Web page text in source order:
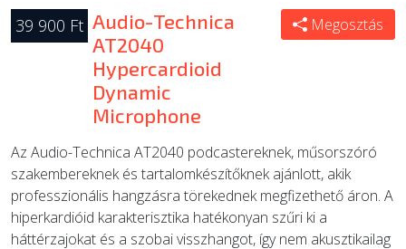
39 900 Ft Audio-Technica
AT2040
Hypercardioid
Dynamic
Microphone
Megosztás
Az Audio-Technica AT2040 podcastereknek, műsorszóró
szakembereknek és tartalomkészítőknek ajánlott, akik
professzionális hangzásra törekednek megfizethető áron. A
hiperkardióid karakterisztika hatékonyan szűri ki a
háttérzajokat és a szobai visszhangot, így nem akusztikailag